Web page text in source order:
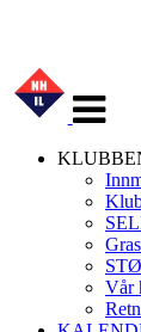
Vår